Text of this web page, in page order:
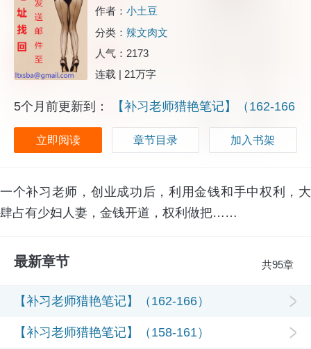
作者： 小土豆
分类： 辣文肉文
人气：2173
连载 | 21万字
5个月前更新到： 【补习老师猎艳笔记】（162-166）
立即阅读 章节目录 加入书架
一个补习老师，创业成功后，利用金钱和手中权利，大
肆占有少妇人妻，金钱开道，权利做把……
最新章节 共95章
【补习老师猎艳笔记】（162-166）
【补习老师猎艳笔记】（158-161）